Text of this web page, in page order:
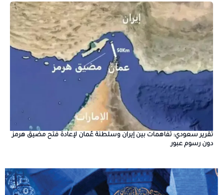
تقرير سعودي: تفاهمات بين إيران وسلطنة عُمان لإعادة فتح مضيق هرمز
دون رسوم عبور